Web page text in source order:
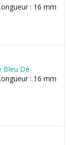
: 16 mm
Bleu Dé
: 16 mm